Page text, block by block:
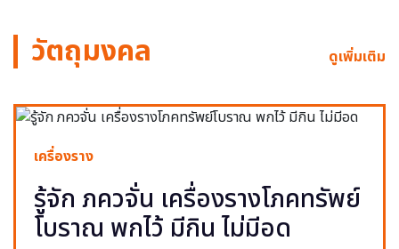
วัตถุมงคล ดูเพิ่มเติม
เครื่องราง
รู้จัก ภควจั่น เครื่องรางโภคทรัพย์
โบราณ พกไว้ มีกิน ไม่มีอด